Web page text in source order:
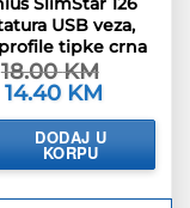
USB veza,
tipke crna
18.00KM
Izvorna
cijena
bila
18.00 KM.
14.40 KM
je:
14.40 KM.
DODAJ U
KORPU